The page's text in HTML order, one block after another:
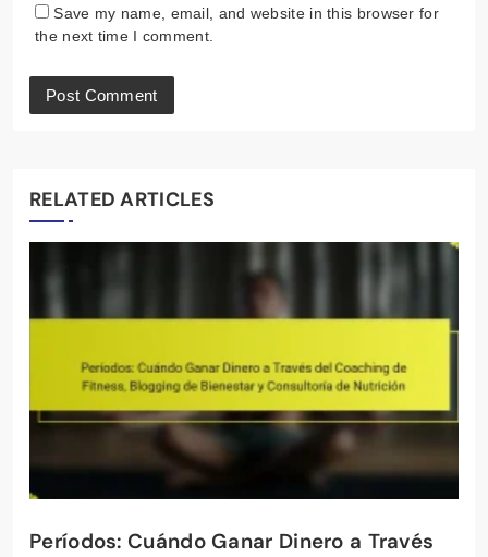
Save my name, email, and website in this browser for
the next time I comment.
RELATED ARTICLES
Períodos: Cuándo Ganar Dinero a Través